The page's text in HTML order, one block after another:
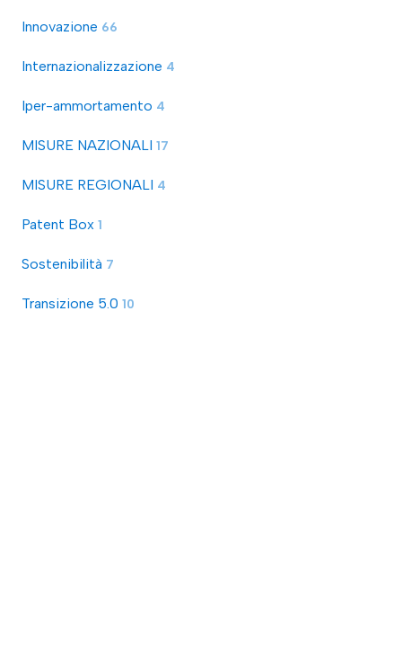
Innovazione 66
Internazionalizzazione 4
Iper-ammortamento 4
MISURE NAZIONALI 17
MISURE REGIONALI 4
Patent Box 1
Sostenibilità 7
Transizione 5.0 10